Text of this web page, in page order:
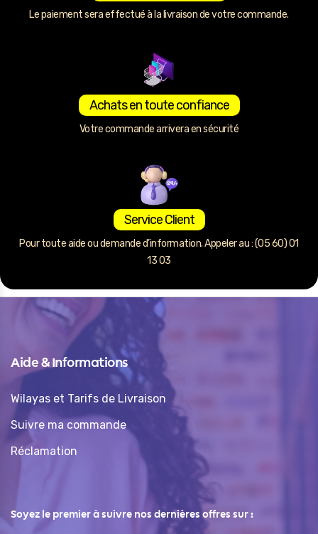
Le paiement sera effectué à la livraison de votre commande.
Achats en toute confiance
Votre commande arrivera en sécurité
Service Client
Pour toute aide ou demande d’information. Appeler au : (05 60) 01
13 03
Aide & Informations
Wilayas et Tarifs de Livraison
Suivre ma commande
Réclamation
Soyez le premier à suivre nos dernières offres sur :